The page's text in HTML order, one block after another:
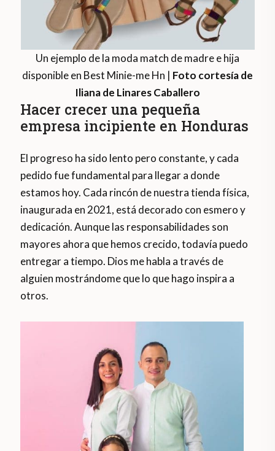
Un ejemplo de la moda match de madre e hija
disponible en Best Minie-me Hn | Foto cortesía de
Iliana de Linares Caballero
Hacer crecer una pequeña
empresa incipiente en Honduras
El progreso ha sido lento pero constante, y cada
pedido fue fundamental para llegar a donde
estamos hoy. Cada rincón de nuestra tienda física,
inaugurada en 2021, está decorado con esmero y
dedicación. Aunque las responsabilidades son
mayores ahora que hemos crecido, todavía puedo
entregar a tiempo. Dios me habla a través de
alguien mostrándome que lo que hago inspira a
otros.